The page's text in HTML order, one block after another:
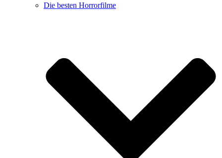
Die besten Horrorfilme